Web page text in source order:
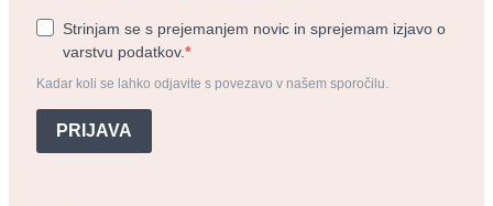
Strinjam se s prejemanjem novic in sprejemam izjavo o
varstvu podatkov.
Kadar koli se lahko odjavite s povezavo v našem sporočilu.
PRIJAVA